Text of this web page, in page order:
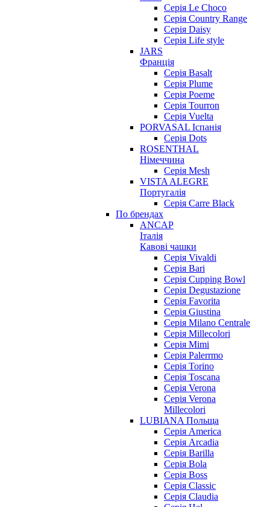
Cерія Le Choco
Серія Country Range
Серія Daisy
Серія Life style
JARS
Франція
Серія Basalt
Серія Plume
Серія Poeme
Серія Tourron
Серія Vuelta
PORVASAL Іспанія
Серія Dots
ROSENTHAL
Німеччина
Серія Mesh
VISTA ALEGRE
Португалія
Серія Carre Black
По брендах
ANCAP
Італія
Кавові чашки
Cерія Vivaldi
Серія Bari
Серія Cupping Bowl
Серія Degustazione
Серія Favorita
Серія Giustina
Серія Milano Centrale
Серія Millecolori
Серія Mimi
Серія Palerrmo
Серія Torino
Серія Toscana
Серія Verona
Серія Verona
Millecolori
LUBIANA Польща
Серія America
Серія Arcadia
Серія Barilla
Серія Bola
Серія Boss
Серія Classic
Серія Claudia